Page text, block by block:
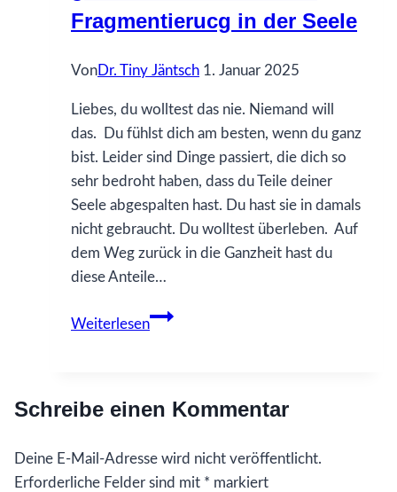
Fragmentierucg in der Seele
VonDr. Tiny Jäntsch 1. Januar 2025
Liebes, du wolltest das nie. Niemand will
das. Du fühlst dich am besten, wenn du ganz
bist. Leider sind Dinge passiert, die dich so
sehr bedroht haben, dass du Teile deiner
Seele abgespalten hast. Du hast sie in damals
nicht gebraucht. Du wolltest überleben. Auf
dem Weg zurück in die Ganzheit hast du
diese Anteile…
Weiterlesen
93
früher
hätte…
über
Schreibe einen Kommentar
Deine E-Mail-Adresse wird nicht veröffentlicht.
Erforderliche Felder sind mit * markiert